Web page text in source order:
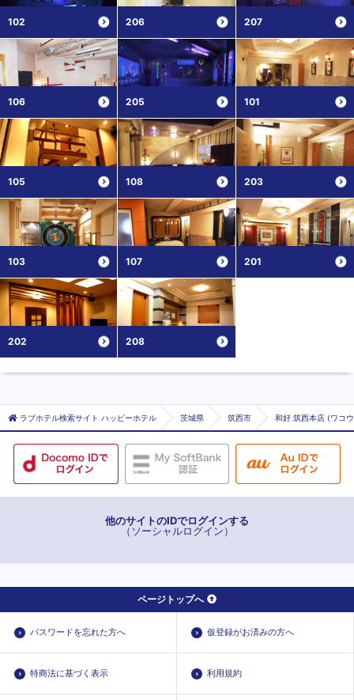
102 206 207
106 205 101
105 108 203
103 107 201
202 208
ラブホテル検索サイト ハッピーホテル 茨城県 筑西市 和好 筑西本店 (ワコ
他のサイトのIDでログインする
（ソーシャルログイン）
ページトップへ
パスワードを忘れた方へ 仮登録がお済みの方へ
特商法に基づく表示 利用規約